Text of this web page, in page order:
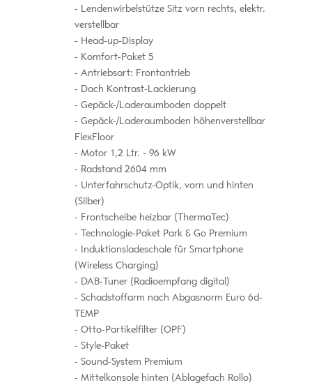
Lendenwirbelstütze Sitz vorn rechts, elektr.
verstellbar
Head-up-Display
Komfort-Paket 5
Antriebsart: Frontantrieb
Dach Kontrast-Lackierung
Gepäck-/Laderaumboden doppelt
Gepäck-/Laderaumboden höhenverstellbar
FlexFloor
Motor 1,2 Ltr. - 96 kW
Radstand 2604 mm
Unterfahrschutz-Optik, vorn und hinten
(Silber)
Frontscheibe heizbar (ThermaTec)
Technologie-Paket Park & Go Premium
Induktionsladeschale für Smartphone
(Wireless Charging)
DAB-Tuner (Radioempfang digital)
Schadstoffarm nach Abgasnorm Euro 6d-
TEMP
Otto-Partikelfilter (OPF)
Style-Paket
Sound-System Premium
Mittelkonsole hinten (Ablagefach Rollo)